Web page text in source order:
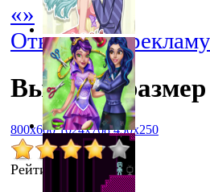
«»
Отключить
Выбрать
800x600 1024x768 450x250
Рейтинг